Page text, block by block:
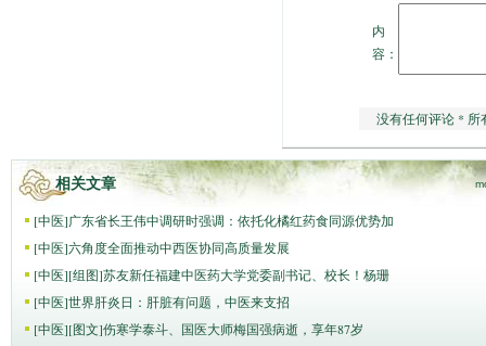
内
容：
没有任何评论 * 所
相关文章
[中医]广东省长王伟中调研时强调：依托化橘红药食同源优势加
[中医]六角度全面推动中西医协同高质量发展
[中医][组图]苏友新任福建中医药大学党委副书记、校长！杨珊
[中医]世界肝炎日：肝脏有问题，中医来支招
[中医][图文]伤寒学泰斗、国医大师梅国强病逝，享年87岁